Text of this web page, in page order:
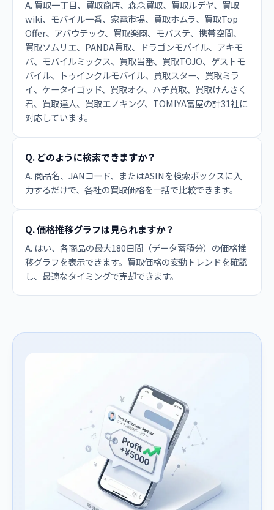
A. 買取一丁目、買取商店、森森買取、買取ルデヤ、買取
wiki、モバイル一番、家電市場、買取ホムラ、買取Top
Offer、アバウテック、買取楽園、モバステ、携帯空間、
買取ソムリエ、PANDA買取、ドラゴンモバイル、アキモ
バ、モバイルミックス、買取当番、買取TOJO、ゲストモ
バイル、トゥインクルモバイル、買取スター、買取ミラ
イ、ケータイゴッド、買取オク、ハチ買取、買取けんさく
君、買取達人、買取エノキング、TOMIYA富屋の計31社に
対応しています。
Q. どのように検索できますか？
A. 商品名、JANコード、またはASINを検索ボックスに入
力するだけで、各社の買取価格を一括で比較できます。
Q. 価格推移グラフは見られますか？
A. はい、各商品の最大180日間（データ蓄積分）の価格推
移グラフを表示できます。買取価格の変動トレンドを確認
し、最適なタイミングで売却できます。